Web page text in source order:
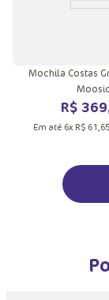
Mochila Costas
Moosic
R$ 369
Em até 6x R$ 61 65